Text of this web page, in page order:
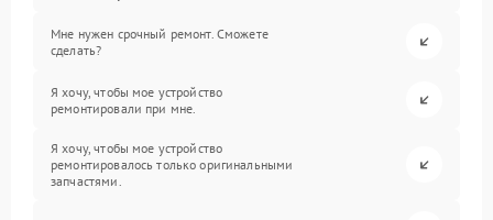
Мне нужен срочный ремонт. Сможете
сделать?
Я хочу, чтобы мое устройство
ремонтировали при мне.
Я хочу, чтобы мое устройство
ремонтировалось только оригинальными
запчастями.